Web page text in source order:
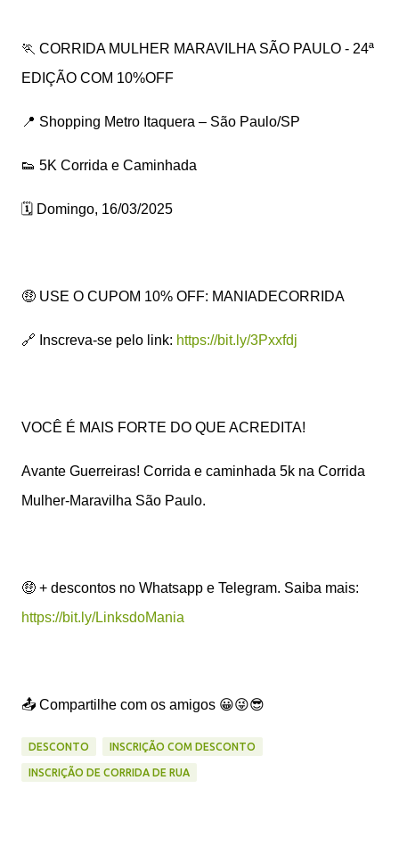
🏃 CORRIDA MULHER MARAVILHA SÃO PAULO - 24ª
EDIÇÃO COM 10%OFF
📍 Shopping Metro Itaquera – São Paulo/SP
👟 5K Corrida e Caminhada
🗓️ Domingo, 16/03/2025
🤑 USE O CUPOM 10% OFF: MANIADECORRIDA
🔗 Inscreva-se pelo link: https://bit.ly/3Pxxfdj
VOCÊ É MAIS FORTE DO QUE ACREDITA!
Avante Guerreiras! Corrida e caminhada 5k na Corrida
Mulher-Maravilha São Paulo.
🤑 + descontos no Whatsapp e Telegram. Saiba mais:
https://bit.ly/LinksdoMania
📤 Compartilhe com os amigos 😀😜😎
DESCONTO INSCRIÇÃO COM DESCONTO
INSCRIÇÃO DE CORRIDA DE RUA